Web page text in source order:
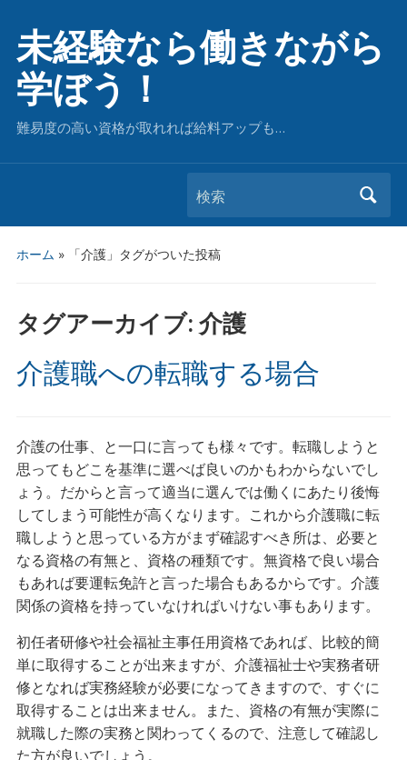
未経験なら働きながら
学ぼう！
難易度の高い資格が取れれば給料アップも…
検索
ホーム » 「介護」タグがついた投稿
タグアーカイブ: 介護
介護職への転職する場合
介護の仕事、と一口に言っても様々です。転職しようと
思ってもどこを基準に選べば良いのかもわからないでし
ょう。だからと言って適当に選んでは働くにあたり後悔
してしまう可能性が高くなります。これから介護職に転
職しようと思っている方がまず確認すべき所は、必要と
なる資格の有無と、資格の種類です。無資格で良い場合
もあれば要運転免許と言った場合もあるからです。介護
関係の資格を持っていなければいけない事もあります。
初任者研修や社会福祉主事任用資格であれば、比較的簡
単に取得することが出来ますが、介護福祉士や実務者研
修となれば実務経験が必要になってきますので、すぐに
取得することは出来ません。また、資格の有無が実際に
就職した際の実務と関わってくるので、注意して確認し
た方が良いでしょう。